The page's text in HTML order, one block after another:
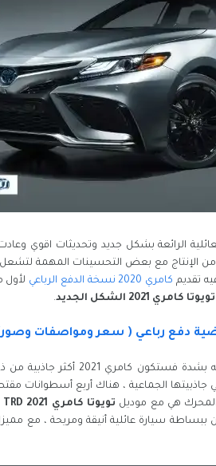
الرائعة بشكل جديد وتحديثات اقوي
كامري 2020 نسخة الدفع الرباعي
2021 الشكل الجديد .
تعد سيارة تويوتا كامري ٢٠٢١ مرة أخرى
جاذبيتها الجماعية ، هناك أربع أسطوانات
هي مع موديل تويوتا كامري TRD 2021
ببساطة سيارة عائلية أنيقة ومريحة ، مع